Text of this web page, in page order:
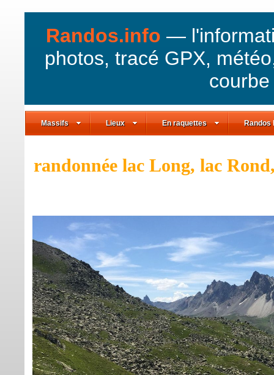
Randos.info —
photos, tracé GPX,
Massifs Lieux En raquettes Randos
randonnée lac Long, lac